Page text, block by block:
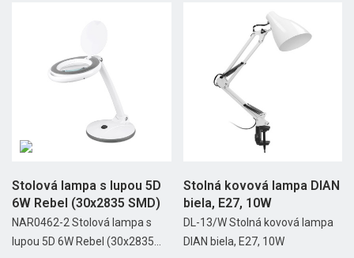
Stolová lampa s lupou 5D
6W Rebel (30x2835 SMD)
NAR0462-2 Stolová lampa s
lupou 5D 6W Rebel (30x2835...
Stolná kovová lampa DIAN
biela, E27, 10W
DL-13/W Stolná kovová lampa
DIAN biela, E27, 10W